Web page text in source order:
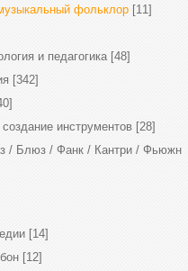
фольклор [11]
и педагогика [48]
[342]
инструментов [28]
/ Блюз / Фанк / Кантри / Фьюжн
[14]
[12]